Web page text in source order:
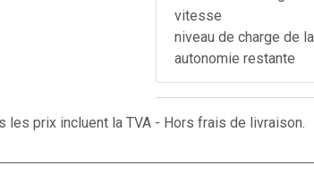
vitesse
niveau de charge de
autonomie restante
Attention le bras et
les commander en
les prix incluent la TVA - Hors frais de livraison.